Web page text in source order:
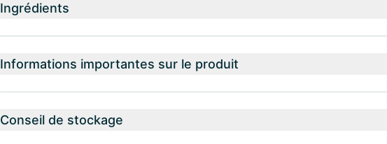
Ingrédients
Informations importantes sur le produit
Conseil de stockage